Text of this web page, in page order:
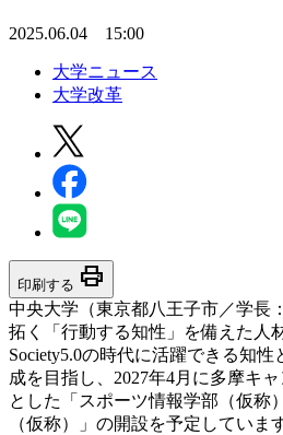
2025.06.04 15:00
大学ニュース
大学改革
印刷する print
中央大学（東京都八王子市／学長
拓く「行動する知性」を備えた人
Society5.0の時代に活躍できる知
成を目指し、2027年4月に多摩キ
とした「スポーツ情報学部（仮称
（仮称）」の開設を予定していま